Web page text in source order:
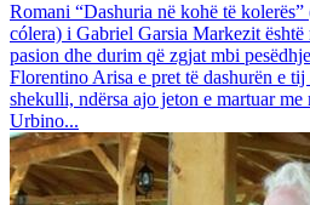
Romani “Dashuria në kohë të
cólera) i Gabriel Garsia Markezit
pasion dhe durim që zgjat mbi
Florentino Arisa e pret të dashurën e
shekulli, ndërsa ajo jeton e martuar me
Urbino...